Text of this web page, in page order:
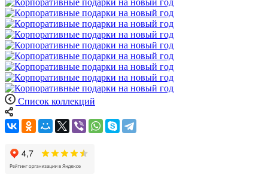
Список коллекций